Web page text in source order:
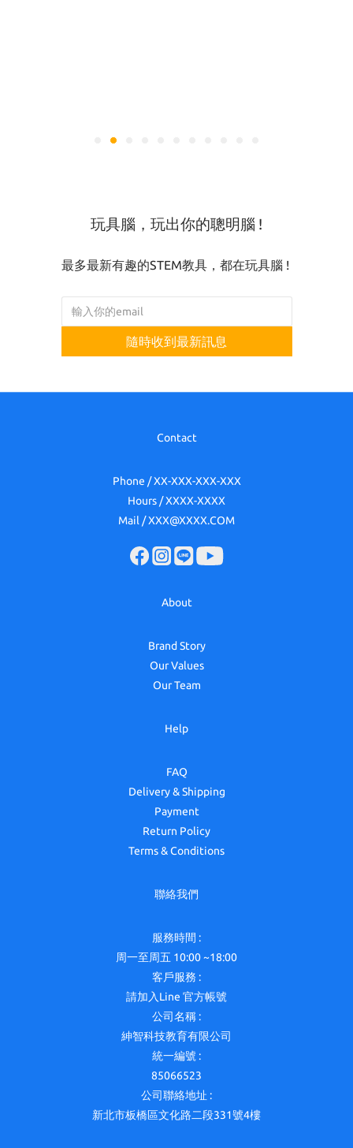
玩具腦，玩出你的聰明腦 !
最多最新有趣的STEM教具，都在玩具腦 !
隨時收到最新訊息
Contact
Phone / XX-XXX-XXX-XXX
Hours / XXXX-XXXX
Mail / XXX@XXXX.COM
About
Brand Story
Our Values
Our Team
Help
FAQ
Delivery & Shipping
Payment
Return Policy
Terms & Conditions
聯絡我們
服務時間 :
周一至周五 10:00 ~18:00
客戶服務 :
請加入Line 官方帳號
公司名稱 :
紳智科技教育有限公司
統一編號 :
85066523
公司聯絡地址 :
新北市板橋區文化路二段331號4樓